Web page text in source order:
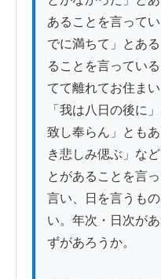
あることを言って
でに満ちて」とあ
ることを言ってい
てて離れてお住ま
「我は八日の後に
致し奉らん」とも
き悲しみ偲ぶ」な
とがあることを言
言い、日を言うも
い。年次・日次が
ずがあろうか。